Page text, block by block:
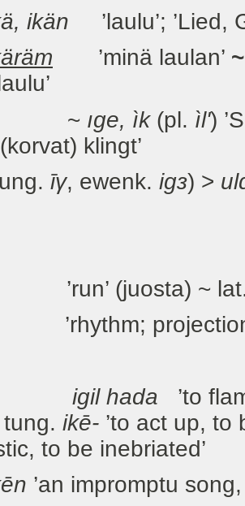
ikän ’laulu’; ’Lied,
’minä laulan’ ~
~ ıge, ìk(pl. ìl')
klingt’
īγ, ewenk. igз) >
(juosta) ~
igil hada ’to
ikē- ’to act up,
to be inebriated’
’an impromptu